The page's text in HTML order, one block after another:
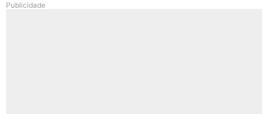
Publicidade